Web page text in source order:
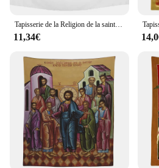
Tapisserie de la Religion de la saint journée de l'église grecque, gothique grec, l'orthodontie orientale, le dernier Jugement, décoration murale pour le salon
11,34€